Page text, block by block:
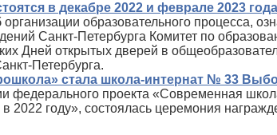
в декабре 2022 и феврале 2023 года
образовательного процесса,
Санкт‑Петербурга Комитет по
Дней открытых дверей в
стала школа-интернат № 33
федерального проекта «Современная
году», состоялась церемония